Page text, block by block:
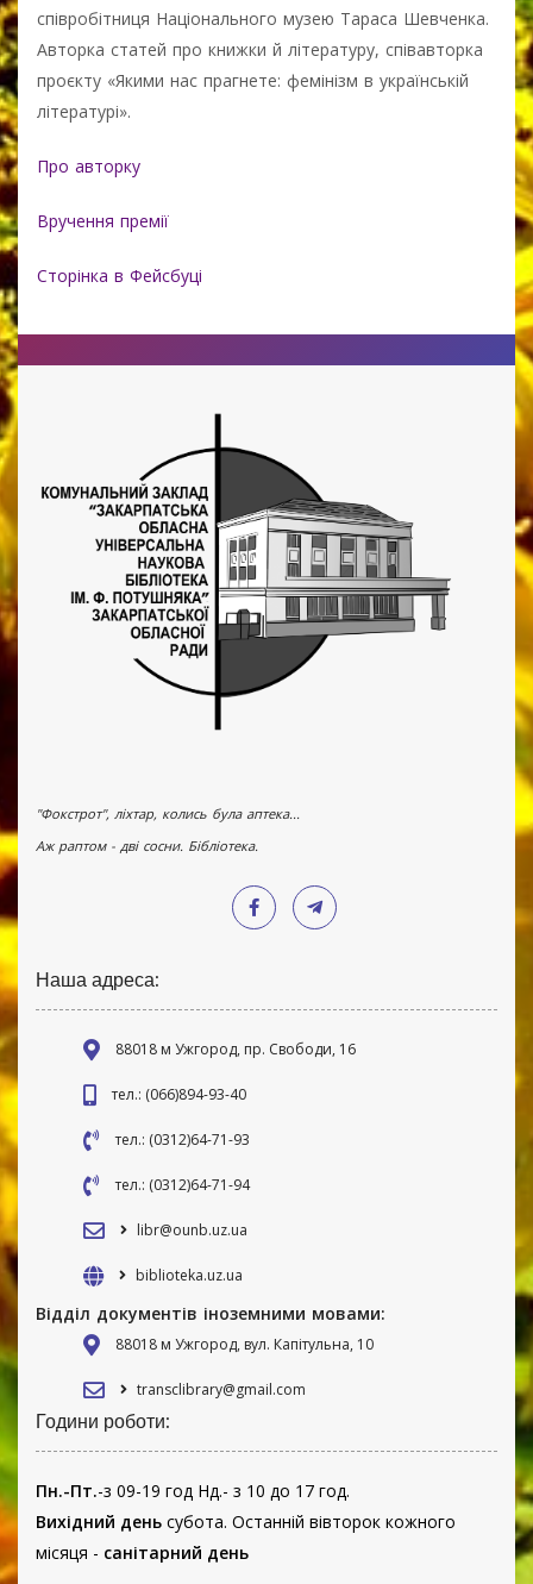
співробітниця Національного музею Тараса Шевченка.
Авторка статей про книжки й літературу, співавторка
проєкту «Якими нас прагнете: фемінізм в українській
літературі».
Про авторку
Вручення премії
Сторінка в Фейсбуці
"Фокстрот", ліхтар, колись була аптека...
Аж раптом - дві сосни. Бібліотека.
Наша адреса:
88018 м Ужгород, пр. Свободи, 16
тел.: (066)894-93-40
тел.: (0312)64-71-93
тел.: (0312)64-71-94
libr@ounb.uz.ua
biblioteka.uz.ua
Відділ документів іноземними мовами:
88018 м Ужгород, вул. Капітульна, 10
transclibrary@gmail.com
Години роботи:
Пн.-Пт.-з 09-19 год Нд.- з 10 до 17 год.
Вихідний день субота. Останній вівторок кожного
місяця - санітарний день